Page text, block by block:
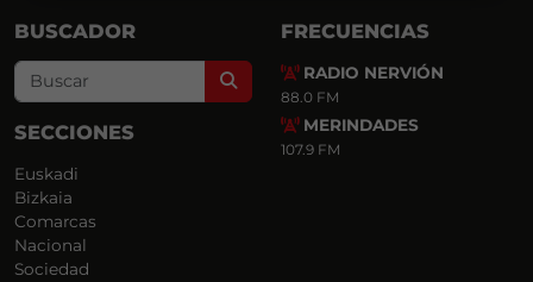
BUSCADOR
Search
SECCIONES
Euskadi
Bizkaia
Comarcas
Nacional
Sociedad
FRECUENCIAS
RADIO NERVIÓN
88.0 FM
MERINDADES
107.9 FM